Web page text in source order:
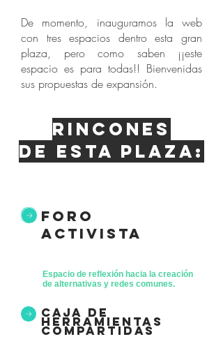
Rincones
de esta plaza:
De momento, inauguramos la web
con tres espacios dentro esta gran
plaza, pero como saben ¡¡este
espacio es para todas!! Bienvenidas
sus propuestas de expansión.
foro
activista
Espacio de reflexión hacia la creación
de alternativas y redes comunes.
caja de
herramientas
compartidas